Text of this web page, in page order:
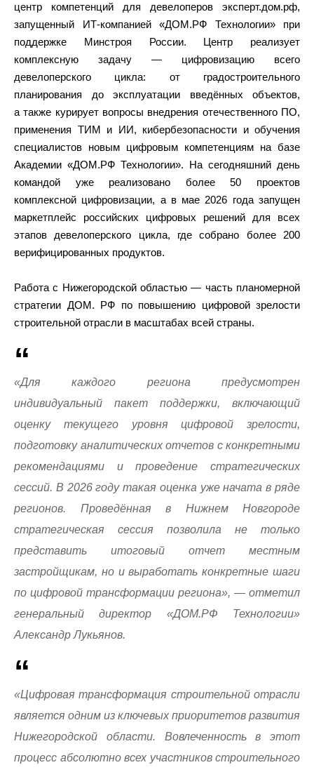
центр компетенций для девелоперов эксперт.дом.рф,
запущенный ИТ-компанией «ДОМ.РФ Технологии» при
поддержке Минстроя России. Центр реализует
комплексную задачу — цифровизацию всего
девелоперского цикла: от градостроительного
планирования до эксплуатации введённых объектов,
а также курирует вопросы внедрения отечественного ПО,
применения ТИМ и ИИ, кибербезопасности и обучения
специалистов новым цифровым компетенциям на базе
Академии «ДОМ.РФ Технологии». На сегодняшний день
командой уже реализовано более 50 проектов
комплексной цифровизации, а в мае 2026 года запущен
маркетплейс российских цифровых решений для всех
этапов девелоперского цикла, где собрано более 200
верифицированных продуктов.
Работа с Нижегородской областью — часть планомерной
стратегии ДОМ. РФ по повышению цифровой зрелости
строительной отрасли в масштабах всей страны.
«Для каждого региона предусмотрен
индивидуальный пакет поддержки, включающий
оценку текущего уровня цифровой зрелости,
подготовку аналитических отчетов с конкретными
рекомендациями и проведение стратегических
сессий. В 2026 году такая оценка уже начата в ряде
регионов. Проведённая в Нижнем Новгороде
стратегическая сессия позволила не только
представить итоговый отчет местным
застройщикам, но и выработать конкретные шаги
по цифровой трансформации региона», — отметил
генеральный директор «ДОМ.РФ Технологии»
Александр Лукьянов.
«Цифровая трансформация строительной отрасли
является одним из ключевых приоритетов развития
Нижегородской области. Вовлеченность в этот
процесс абсолютно всех участников строительного